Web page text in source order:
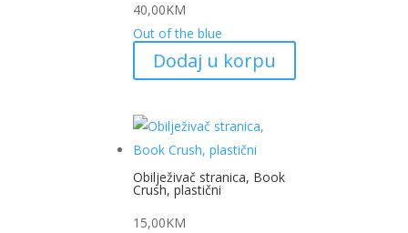
40,00KM
Out of the blue
Dodaj u korpu
Obilježivač stranica, Book
Crush, plastični
15,00KM